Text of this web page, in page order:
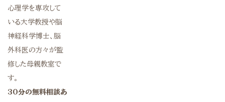
心理学を専攻して
いる大学教授や脳
神経科学博士、脳
外科医の方々が監
修した母親教室で
す。
30分の無料相談あ